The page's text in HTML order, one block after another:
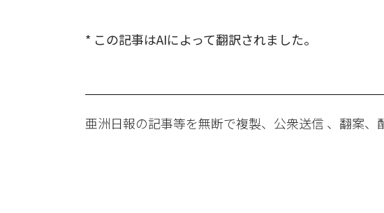
* この記事はAIによって翻訳されました。
亜洲日報の記事等を無断で複製、公衆送信 、翻案、